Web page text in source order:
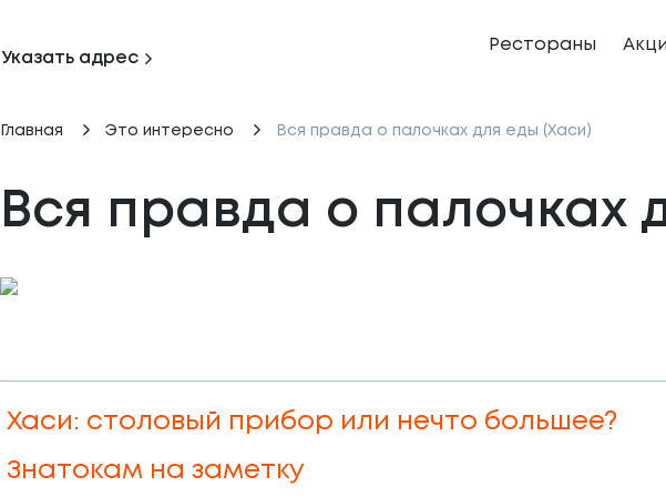
Указать адрес
Рестораны
Главная Это интересно Вся правда о палочках для еды (Хаси)
Вся правда о палочках
Хаси: столовый прибор или нечто большее?
Знатокам на заметку